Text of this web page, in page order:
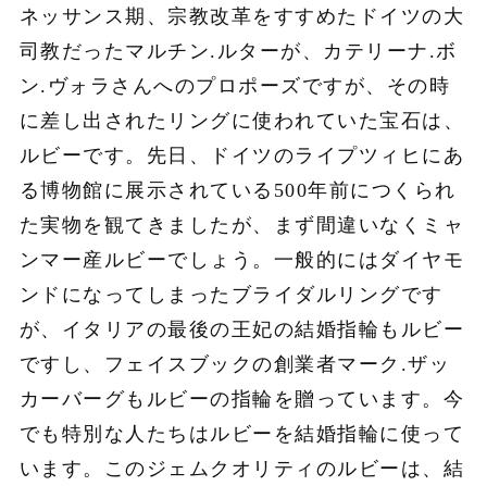
ネッサンス期、宗教改革をすすめたドイツの大
司教だったマルチン.ルターが、カテリーナ.ボ
ン.ヴォラさんへのプロポーズですが、その時
に差し出されたリングに使われていた宝石は、
ルビーです。先日、ドイツのライプツィヒにあ
る博物館に展示されている500年前につくられ
た実物を観てきましたが、まず間違いなくミャ
ンマー産ルビーでしょう。一般的にはダイヤモ
ンドになってしまったブライダルリングです
が、イタリアの最後の王妃の結婚指輪もルビー
ですし、フェイスブックの創業者マーク.ザッ
カーバーグもルビーの指輪を贈っています。今
でも特別な人たちはルビーを結婚指輪に使って
います。このジェムクオリティのルビーは、結